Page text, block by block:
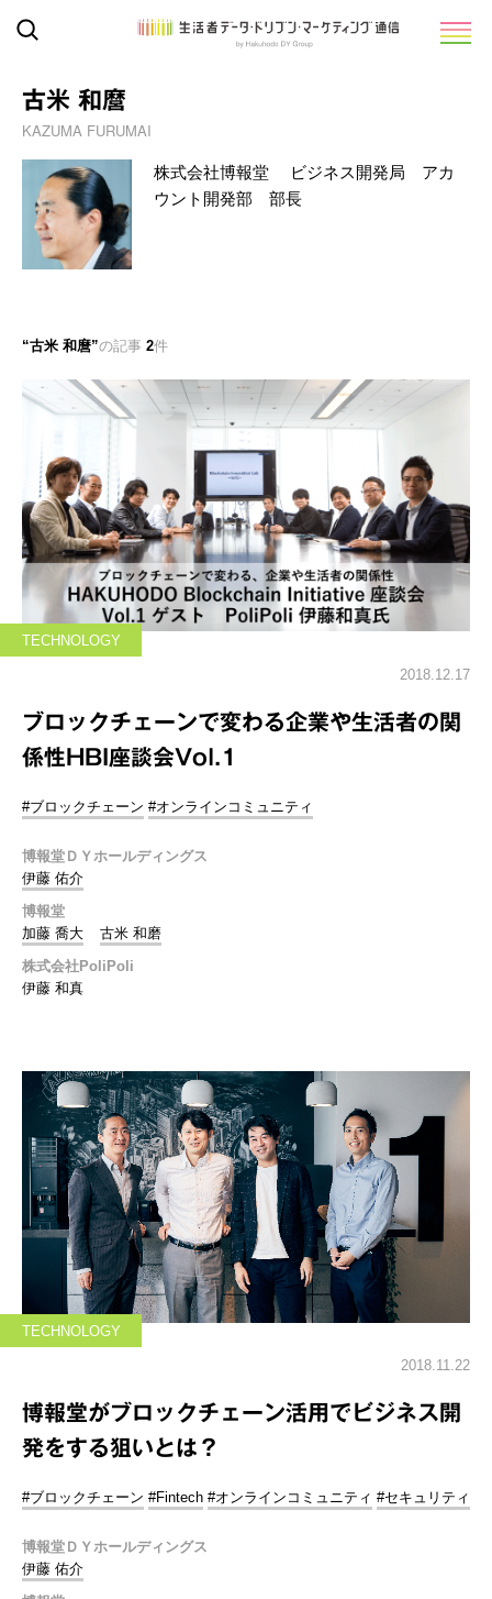
古米 和麿
KAZUMA FURUMAI
株式会社博報堂 ビジネス開発局 アカ
ウント開発部 部長
古米 和麿 の記事 2件
TECHNOLOGY
2018.12.17
ブロックチェーンで変わる企業や生活者の関
係性HBI座談会Vol.1
#ブロックチェーン #オンラインコミュニティ
博報堂ＤＹホールディングス
伊藤 佑介
博報堂
加藤 喬大
古米 和磨
株式会社PoliPoli
伊藤 和真
TECHNOLOGY
2018.11.22
博報堂がブロックチェーン活用でビジネス開
発をする狙いとは？
#ブロックチェーン #Fintech #オンラインコミュニティ #セキュリティ
博報堂ＤＹホールディングス
伊藤 佑介